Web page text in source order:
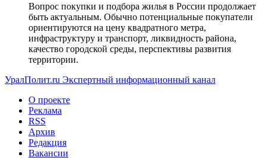
Вопрос покупки и подбора жилья в России продолжает
быть актуальным. Обычно потенциальные покупатели
ориентируются на цену квадратного метра,
инфраструктуру и транспорт, ликвидность района,
качество городской среды, перспективы развития
территории.
УралПолит.ru Экспертный информационный канал
О проекте
Реклама
RSS
Архив
Редакция
Вакансии